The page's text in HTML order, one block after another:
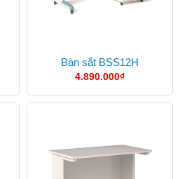
Bàn sắt BSS12H
4.890.000₫